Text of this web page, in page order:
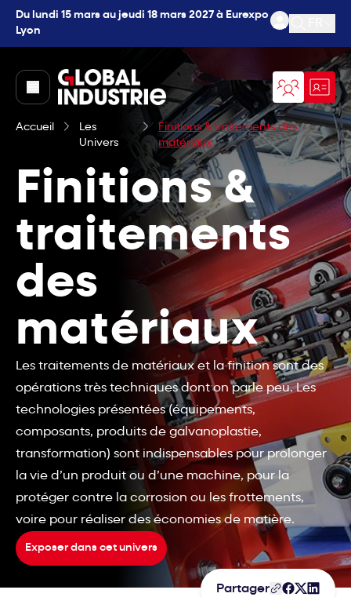
Du lundi 15 mars au jeudi 18 mars 2027 à Eurexpo
Lyon
Ouvrir
page.home
Accueil
Les
Univers
Finitions & traitements des
matériaux
Finitions &
traitements
des
matériaux
Les traitements de matériaux et la finition sont des
opérations très techniques dont on parle peu. Les
technologies présentées (équipements,
composants, produits de galvanoplastie,
transformation) sont indispensables pour prolonger
la vie d’un produit ou d’une machine, pour la
protéger contre la corrosion ou les frottements,
voire pour réaliser des économies de matière.
Exposer dans cet univers
Partager